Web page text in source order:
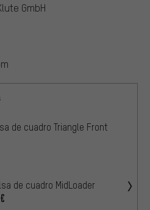
GmbH
de cuadro Triangle Front
de cuadro MidLoader